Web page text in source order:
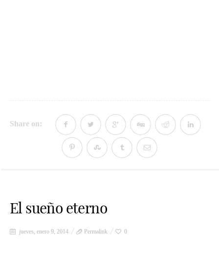
Share on:
El sueño eterno
jueves, enero 9, 2014 Permalink 0